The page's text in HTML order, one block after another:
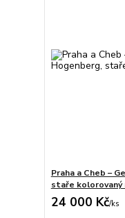
Praha a Cheb –
staře kolorovaný
24 000 Kč/ks